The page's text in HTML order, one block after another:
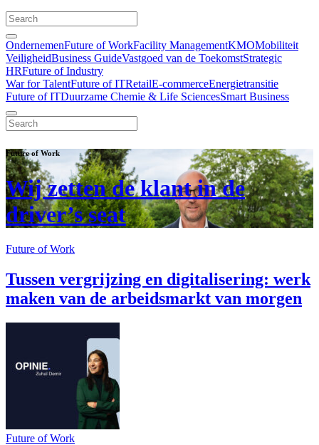
OndernemenFuture of WorkFacility ManagementKMOMobiliteit
VeiligheidBusiness GuideVastgoed van de ToekomstStrategic
HRFuture of Industry
War for TalentFuture of ITRetailE-commerceEnergietransitie
Future of ITDuurzame Chemie & Life SciencesSmart Business
Future of Work
Wij zetten de klant in de
driver’s seat
Future of Work
Tussen vergrijzing en digitalisering: werk
maken van de arbeidsmarkt van morgen
Future of Work